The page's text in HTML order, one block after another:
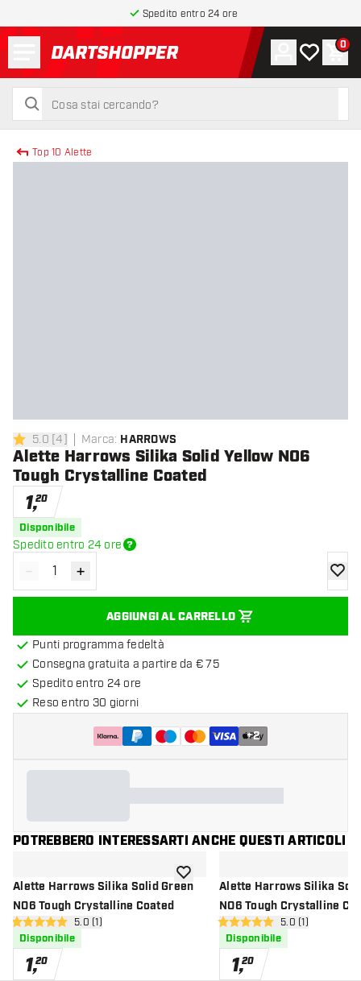
Spedito entro 24 ore
torna alla home page
cerca
cerca
Account
La mia0
Top 10 Alette
5 stelle di valutazione
5.0 [4] Marca: HARROWS
Alette Harrows Silika Solid Yellow NO6
Tough Crystalline Coated
1,20
Disponibile
Spedito entro 24 ore
Diminuisci quantità
- Aumenta quantità
+
AGGIUNGI AL CARRELLO
Punti programma fedeltà
Consegna gratuita a partire da € 75
Spedito entro 24 ore
Reso entro 30 giorni
+2
POTREBBERO INTERESSARTI ANCHE QUESTI ARTICOLI
Alette Harrows Silika Solid Green
NO6 Tough Crystalline Coated
apri pannello recensioni
5 stelle di valutazione
5.0 (1)
Disponibile
1,20
aggiungi alla lista dei desideri
Alette Harrows Silika
NO6 Tough Crystalline
apri pannello
5 stelle di valutazione
5.0 (1)
Disponibile
1,20